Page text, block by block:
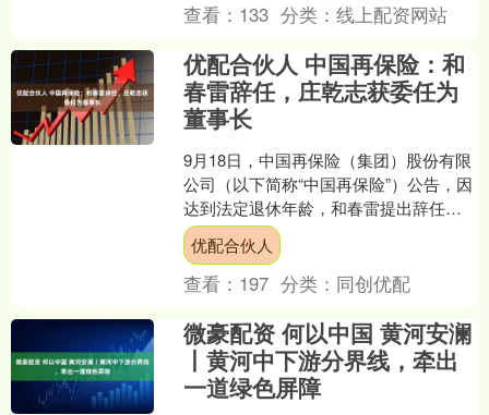
查看： 133 分类：线上配资网站
优配合伙人 中国再保险：和
春雷辞任，庄乾志获委任为
董事长
9月18日，中国再保险（集团）股份有限
公司（以下简称“中国再保险”）公告，因
达到法定退休年龄，和春雷提出辞任公
司董事长、执行董事、董事会战略与可
持续发展委员会主....
优配合伙人
查看： 197 分类： 同创优配
微豪配资 何以中国 黄河安澜
丨黄河中下游分界线，牵出
一道绿色屏障